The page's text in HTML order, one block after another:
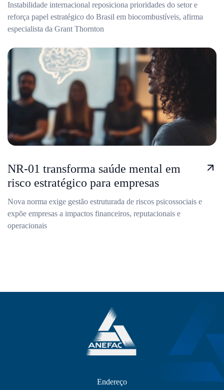
Instabilidade internacional reposiciona prioridades do setor e
reforça papel estratégico do Brasil em biocombustíveis, afirma
especialista da Grant Thornton
NR-01 transforma saúde mental em
risco estratégico para empresas
Nova norma exige gestão estruturada de riscos psicossociais e
expõe empresas a impactos financeiros, reputacionais e
operacionais
Endereço